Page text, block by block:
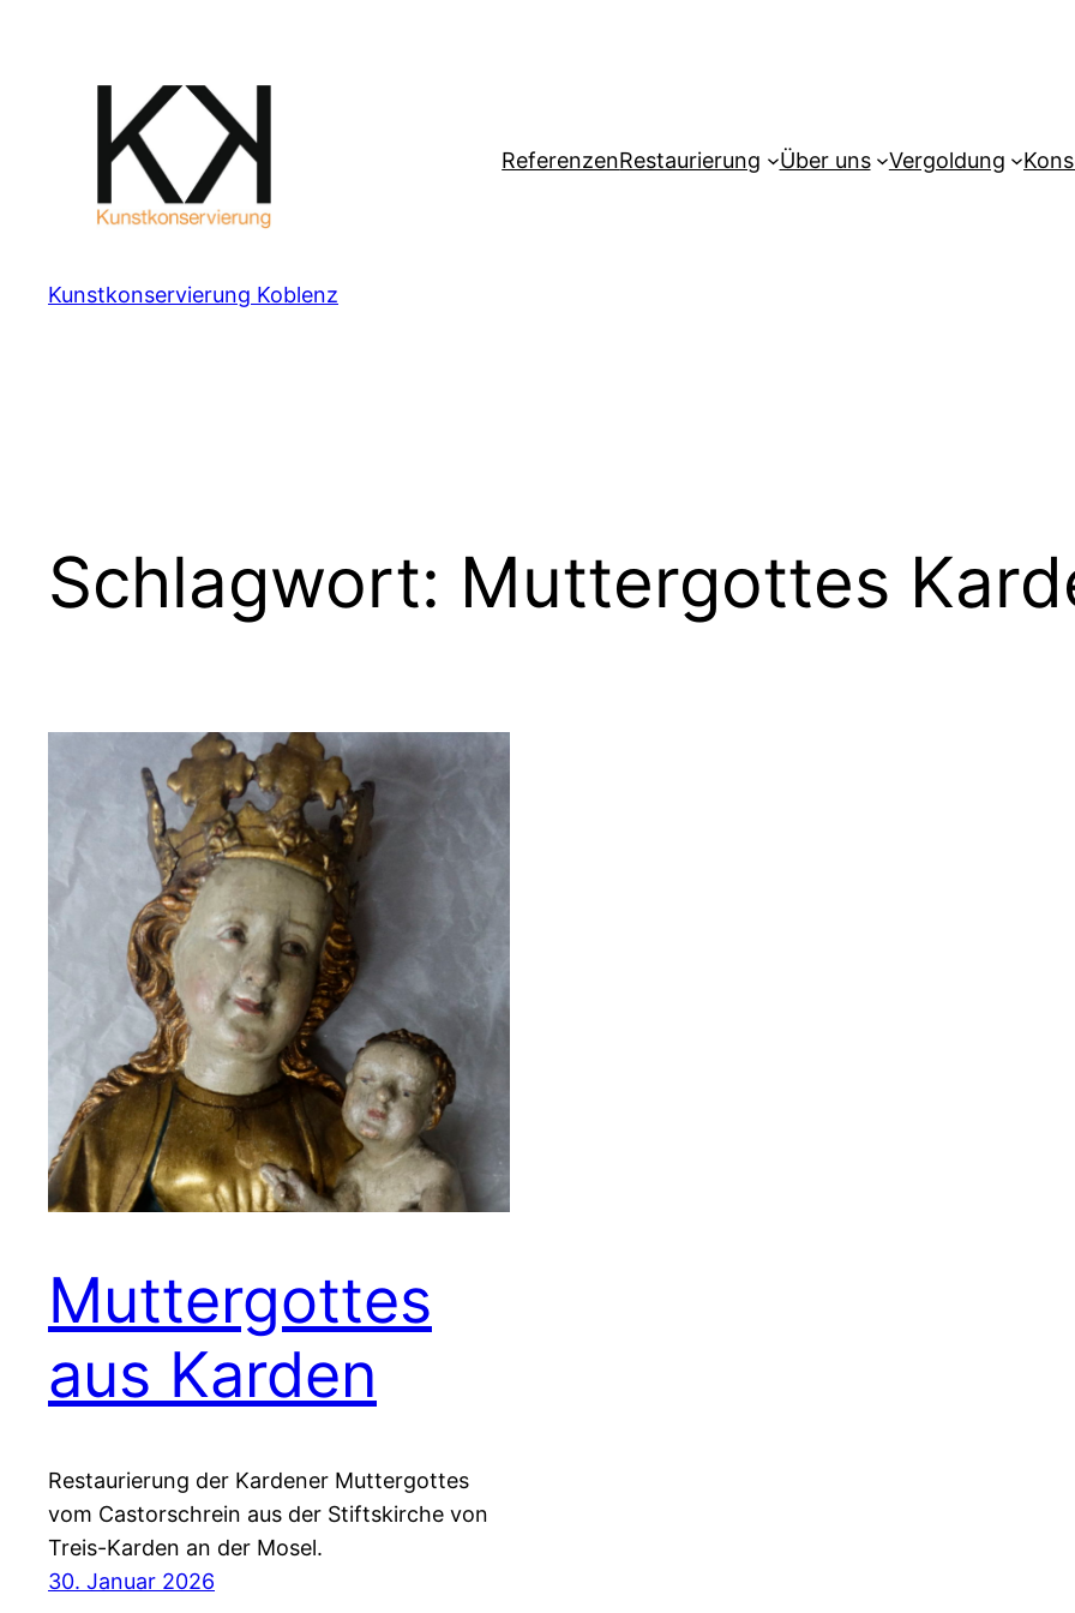
ReferenzenRestaurierung Über uns Vergoldung
Kunstkonservierung Koblenz
Schlagwort: Muttergottes
Muttergottes
aus Karden
Restaurierung der Kardener Muttergottes
vom Castorschrein aus der Stiftskirche von
Treis-Karden an der Mosel.
30. Januar 2026